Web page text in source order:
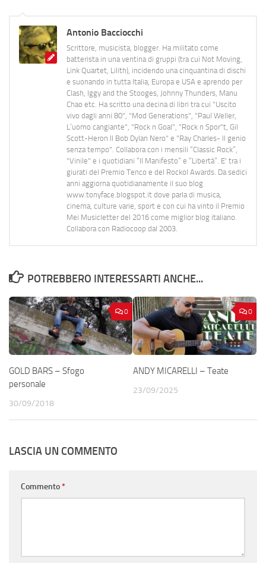
Antonio Bacciocchi
Scrittore, musicista, blogger. Ha militato come
batterista in una ventina di gruppi (tra cui Not Moving,
Link Quartet, Lilith), incidendo una cinquantina di dischi
e suonando in tutta Italia, Europa e USA e aprendo per
Clash, Iggy and the Stooges, Johnny Thunders, Manu
Chao etc. Ha scritto una decina di libri tra cui "Uscito
vivo dagli anni 80", "Mod Generations", "Paul Weller,
L’uomo cangiante", "Rock n Goal", "Rock n Spor"t, Gil
Scott-Heron Il Bob Dylan Nero" e "Ray Charles- Il genio
senza tempo". Collabora con i mensili “Classic Rock”,
"Vinile" e i quotidiani “Il Manifesto” e “Libertà”. E' tra i
giurati del Premio Tenco e del Rockol Awards. Da sedici
anni aggiorna quotidianamente il suo blog
www.tonyface.blogspot.it dove parla di musica,
cinema, culture varie, sport e con cui ha vinto il Premio
Mei Musicletter del 2016 come miglior blog italiano.
Collabora con Radiocoop dal 2003.
POTREBBERO INTERESSARTI ANCHE...
0
GOLD BARS – Sfogo
personale
30/09/2018
0
ANDY MICARELLI – Teate
23/09/2025
LASCIA UN COMMENTO
Commento*